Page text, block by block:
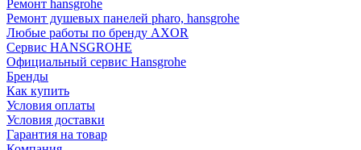
Ремонт hansgrohe
Ремонт душевых панелей pharo, hansgrohe
Любые работы по бренду AXOR
Сервис HANSGROHE
Официальный сервис Hansgrohe
Бренды
Как купить
Условия оплаты
Условия доставки
Гарантия на товар